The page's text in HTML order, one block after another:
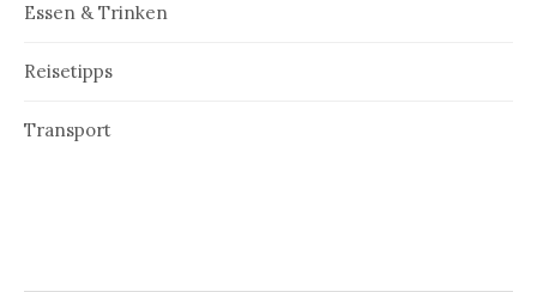
Essen & Trinken
Reisetipps
Transport